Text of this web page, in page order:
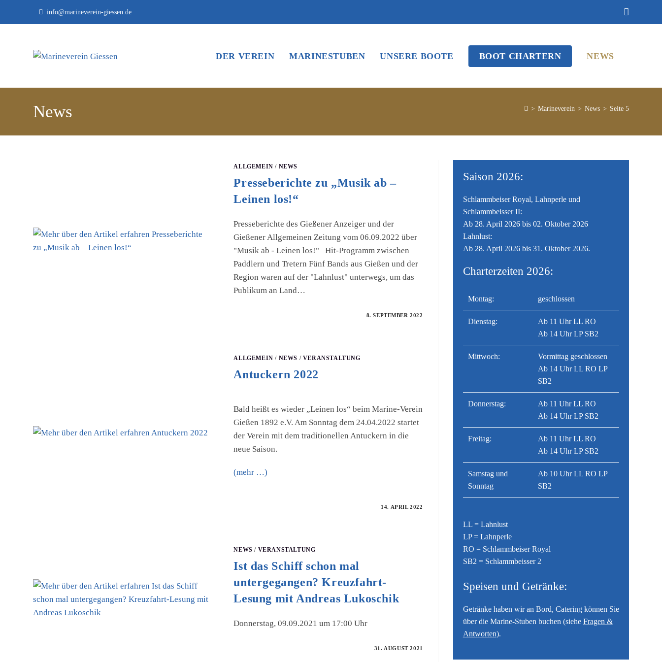
info@marineverein-giessen.de
DER VEREIN MARINESTUBEN UNSERE BOOTE BOOT CHARTERN NEWS
News > Marineverein > News > Seite 5
ALLGEMEIN / NEWS
Presseberichte zu „Musik ab –
Leinen los!“
Presseberichte des Gießener Anzeiger und der
Gießener Allgemeinen Zeitung vom 06.09.2022 über
"Musik ab - Leinen los!" Hit-Programm zwischen
Paddlern und Tretern Fünf Bands aus Gießen und der
Region waren auf der "Lahnlust" unterwegs, um das
Publikum an Land…
8. SEPTEMBER 2022
ALLGEMEIN / NEWS / VERANSTALTUNG
Antuckern 2022
Bald heißt es wieder „Leinen los“ beim Marine-Verein
Gießen 1892 e.V. Am Sonntag dem 24.04.2022 startet
der Verein mit dem traditionellen Antuckern in die
neue Saison.
(mehr …)
14. APRIL 2022
NEWS / VERANSTALTUNG
Ist das Schiff schon mal
untergegangen? Kreuzfahrt-
Lesung mit Andreas Lukoschik
Donnerstag, 09.09.2021 um 17:00 Uhr
31. AUGUST 2021
Saison 2026:
Schlammbeiser Royal, Lahnperle und
Schlammbeisser II:
Ab 28. April 2026 bis 02. Oktober 2026
Lahnlust:
Ab 28. April 2026 bis 31. Oktober 2026.
Charterzeiten 2026:
Montag: geschlossen
Dienstag:
Ab 11 Uhr LL RO
Ab 14 Uhr LP SB2
Mittwoch:
Vormittag geschlossen
Ab 14 Uhr LL RO LP
SB2
Donnerstag:
Ab 11 Uhr LL RO
Ab 14 Uhr LP SB2
Freitag:
Ab 11 Uhr LL RO
Ab 14 Uhr LP SB2
Samstag und
Sonntag
Ab 10 Uhr LL RO LP
SB2
LL = Lahnlust
LP = Lahnperle
RO = Schlammbeiser Royal
SB2 = Schlammbeisser 2
Speisen und Getränke:
Getränke haben wir an Bord, Catering können Sie
über die Marine-Stuben buchen (siehe Fragen &
Antworten).